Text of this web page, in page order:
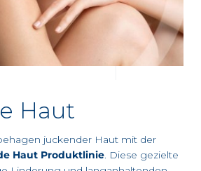
Haut
juckender Haut mit der
Haut Produktlinie. Diese gezielte